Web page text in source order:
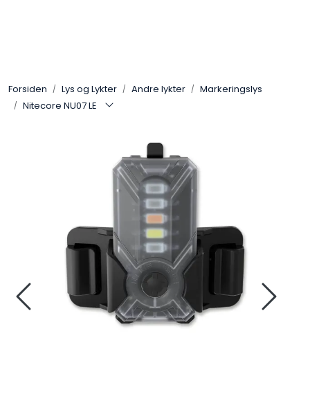
Forsiden Lys og Lykter Andre lykter
Markeringslys
Nitecore NU07 LE
Bekledning
Bagger og sekker
Outlet